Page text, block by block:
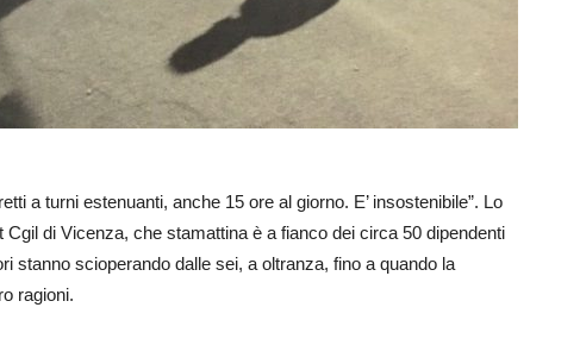
a turni estenuanti, anche 15 ore al giorno. E’ insostenibile”. Lo
di Vicenza, che stamattina è a fianco dei circa 50 dipendenti
stanno scioperando dalle sei, a oltranza, fino a quando la
ragioni.